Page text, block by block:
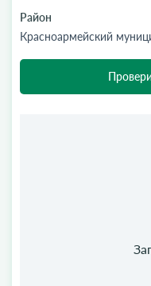
Район
Красноармейский